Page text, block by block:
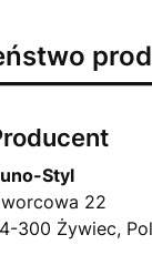
Styl
22
300 Żywiec,